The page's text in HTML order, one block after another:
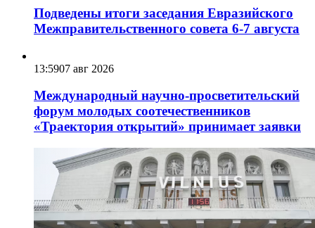
Подведены итоги заседания Евразийского
Межправительственного совета 6-7 августа
13:5907 авг 2026
Международный научно-просветительский
форум молодых соотечественников
«Траектория открытий» принимает заявки